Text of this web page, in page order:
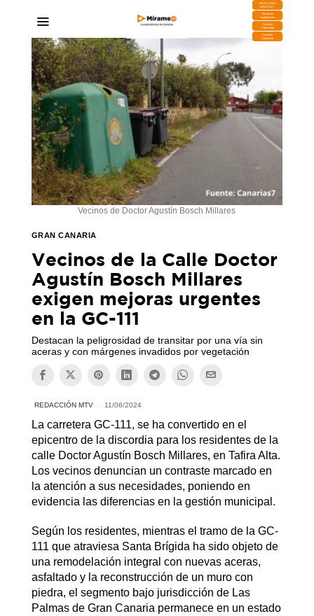
DESCARGA
MIRAPLAY
Buzón de
Sugerencias
Contratar
Publicidad
Contacto
Comercial
Vecinos de Doctor Agustín Bosch Millares
GRAN CANARIA
Vecinos de la Calle Doctor
Agustín Bosch Millares
exigen mejoras urgentes
en la GC-111
Destacan la peligrosidad de transitar por una vía sin
aceras y con márgenes invadidos por vegetación
REDACCIÓN MTV 11/06/2024
La carretera GC-111, se ha convertido en el
epicentro de la discordia para los residentes de la
calle Doctor Agustín Bosch Millares, en Tafira Alta.
Los vecinos denuncian un contraste marcado en
la atención a sus necesidades, poniendo en
evidencia las diferencias en la gestión municipal.
Según los residentes, mientras el tramo de la GC-
111 que atraviesa Santa Brígida ha sido objeto de
una remodelación integral con nuevas aceras,
asfaltado y la reconstrucción de un muro con
piedra, el segmento bajo jurisdicción de Las
Palmas de Gran Canaria permanece en un estado